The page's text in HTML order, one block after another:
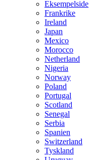
Eksempelside
Frankrike
Ireland
Japan
Mexico
Morocco
Netherland
Nigeria
Norway
Poland
Portugal
Scotland
Senegal
Serbia
Spanien
Switzerland
Tyskland